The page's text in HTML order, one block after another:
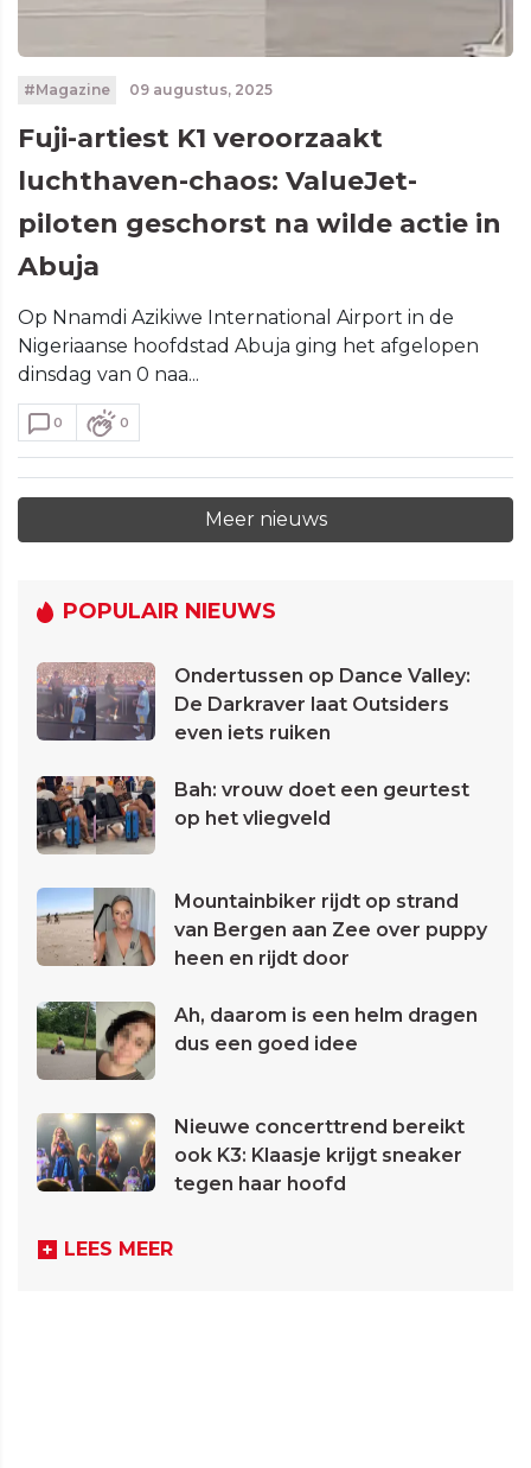
#Magazine 09 augustus, 2025
Fuji-artiest K1 veroorzaakt
luchthaven-chaos: ValueJet-
piloten geschorst na wilde actie in
Abuja
Op Nnamdi Azikiwe International Airport in de
Nigeriaanse hoofdstad Abuja ging het afgelopen
dinsdag van 0 naa...
0 0
Meer nieuws
POPULAIR NIEUWS
Ondertussen op Dance Valley:
De Darkraver laat Outsiders
even iets ruiken
Bah: vrouw doet een geurtest
op het vliegveld
Mountainbiker rijdt op strand
van Bergen aan Zee over puppy
heen en rijdt door
Ah, daarom is een helm dragen
dus een goed idee
Nieuwe concerttrend bereikt
ook K3: Klaasje krijgt sneaker
tegen haar hoofd
LEES MEER